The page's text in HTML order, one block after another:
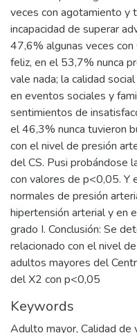
veces con agotamiento y
incapacidad de superar
47,6% algunas veces
feliz, en el 53,7% nunca
vale nada; la calidad
en eventos sociales y
sentimientos de
el 46,3% nunca tuvieron
con el nivel de presión
del CS. Pusi probándose
con valores de p<0,05. Y
normales de presión
hipertensión arterial y en
grado I. Conclusión: Se
relacionado con el nivel
adultos mayores del
del X2 con p<0,05
Keywords
Adulto mayor, Calidad de